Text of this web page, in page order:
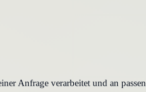
Anfrage verarbeitet und an